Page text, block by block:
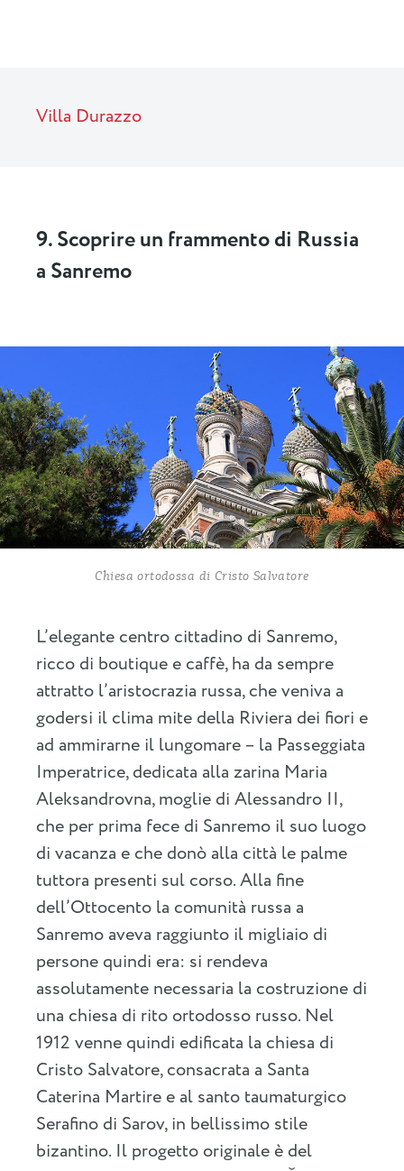
Villa Durazzo
9. Scoprire un frammento di Russia
a Sanremo
Chiesa ortodossa di Cristo Salvatore
L’elegante centro cittadino di Sanremo,
ricco di boutique e caffè, ha da sempre
attratto l’aristocrazia russa, che veniva a
godersi il clima mite della Riviera dei fiori e
ad ammirarne il lungomare – la Passeggiata
Imperatrice, dedicata alla zarina Maria
Aleksandrovna, moglie di Alessandro II,
che per prima fece di Sanremo il suo luogo
di vacanza e che donò alla città le palme
tuttora presenti sul corso. Alla fine
dell’Ottocento la comunità russa a
Sanremo aveva raggiunto il migliaio di
persone quindi era: si rendeva
assolutamente necessaria la costruzione di
una chiesa di rito ortodosso russo. Nel
1912 venne quindi edificata la chiesa di
Cristo Salvatore, consacrata a Santa
Caterina Martire e al santo taumaturgico
Serafino di Sarov, in bellissimo stile
bizantino. Il progetto originale è del